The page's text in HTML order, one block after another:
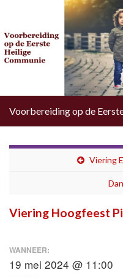
Voorbereiding op de
Viering
Viering Hoogfeest
WANNEER:
19 mei 2024 @ 11:00